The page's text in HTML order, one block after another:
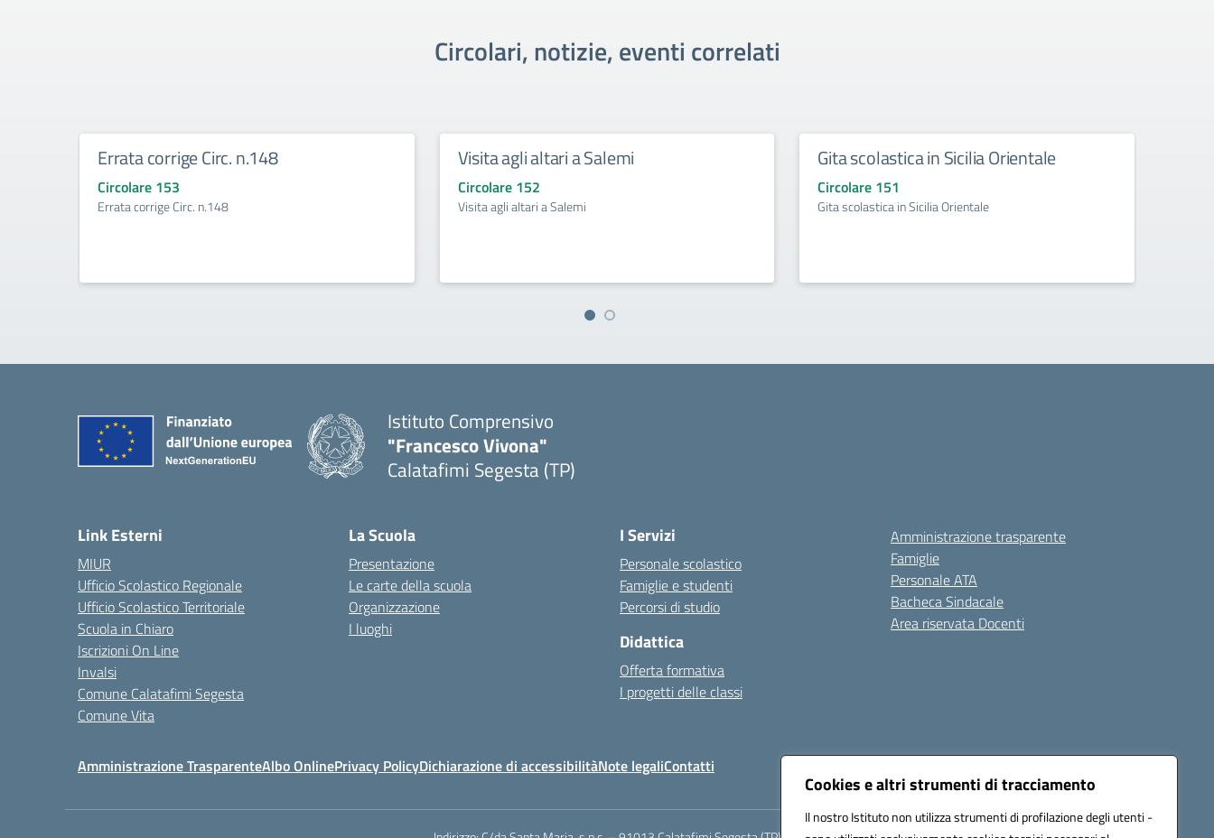
Cookies e altri strumenti di tracciamento
Il nostro Istituto non utilizza strumenti di profilazione degli utenti -
Circolari, notizie, eventi correlati
Errata corrige Circ. n.148
Circolare 153
Errata corrige Circ. n.148
Visita agli altari a Salemi
Circolare 152
Visita agli altari a Salemi
Gita scolastica in Sicilia Orientale
Circolare 151
Gita scolastica in Sicilia Orientale
Istituto Comprensivo
"Francesco Vivona"
Calatafimi Segesta (TP)
Link Esterni
MIUR
Ufficio Scolastico Regionale
Ufficio Scolastico Territoriale
Scuola in Chiaro
Iscrizioni On Line
Invalsi
Comune Calatafimi Segesta
Comune Vita
La Scuola
Presentazione
Le carte della scuola
Organizzazione
I luoghi
I Servizi
Personale scolastico
Famiglie e studenti
Percorsi di studio
Didattica
Offerta formativa
I progetti delle classi
Amministrazione trasparente
Famiglie
Personale ATA
Bacheca Sindacale
Area riservata Docenti
Amministrazione TrasparenteAlbo OnlinePrivacy PolicyDichiarazione di accessibilitàNote legaliContatti